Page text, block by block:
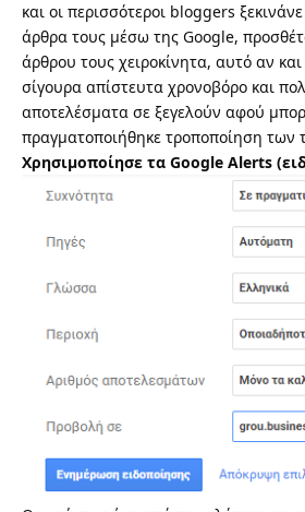
και οι περισσότεροι bloggers
άρθρα τους μέσω της Google,
άρθρου τους χειροκίνητα, αυτό αν και
σίγουρα απίστευτα χρονοβόρο και
αποτελέσματα σε ξεγελούν αφού
πραγματοποιήθηκε τροποποίηση των
Χρησιμοποίησε τα Google Alerts